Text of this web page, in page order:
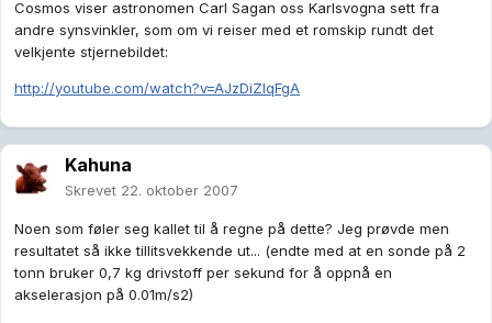
Cosmos viser astronomen Carl Sagan oss Karlsvogna sett fra
andre synsvinkler, som om vi reiser med et romskip rundt det
velkjente stjernebildet:
http://youtube.com/watch?v=AJzDiZlqFgA
Kahuna
Skrevet 22. oktober 2007
Noen som føler seg kallet til å regne på dette? Jeg prøvde men
resultatet så ikke tillitsvekkende ut... (endte med at en sonde på 2
tonn bruker 0,7 kg drivstoff per sekund for å oppnå en
akselerasjon på 0.01m/s2)